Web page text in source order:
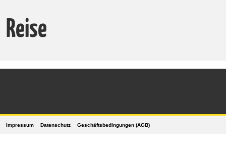
Reise
Impressum Datenschutz Geschäftsbedingungen (AGB)